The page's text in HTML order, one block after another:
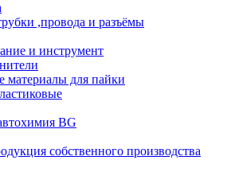
,провода и разъёмы
и инструмент
материалы для пайки
BG
собственного производства